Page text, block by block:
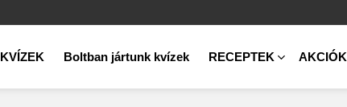
KVÍZEK Boltban jártunk kvízek RECEPTEK AKCIÓK